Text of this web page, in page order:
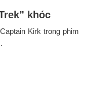
khóc
Kirk trong phim